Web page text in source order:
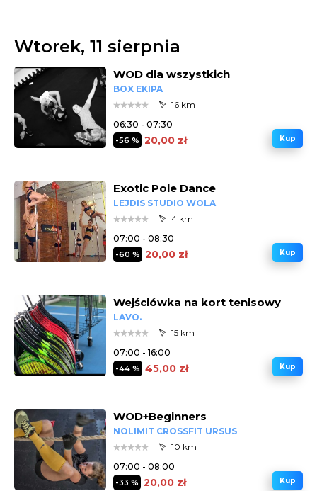
Wtorek, 11 sierpnia
WOD dla wszystkich
BOX EKIPA
16 km
06:30 - 07:30
-56 % 20,00 zł Kup
Exotic Pole Dance
LEJDIS STUDIO WOLA
4 km
07:00 - 08:30
-60 % 20,00 zł Kup
Wejściówka na kort tenisowy
LAVO.
15 km
07:00 - 16:00
-44 % 45,00 zł Kup
WOD+Beginners
NOLIMIT CROSSFIT URSUS
10 km
07:00 - 08:00
-33 % 20,00 zł Kup